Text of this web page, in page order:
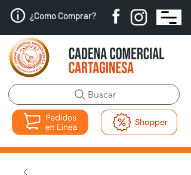
¿Como Comprar?
Buscar